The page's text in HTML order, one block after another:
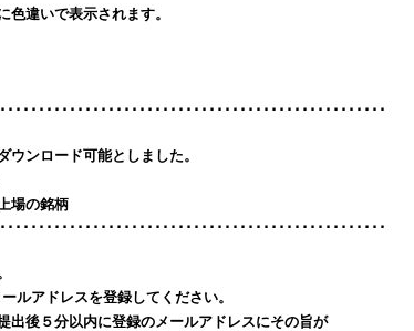
色違いで表示されます。
････････････････････････････････････････････････
ウンロード可能としました。
場の銘柄
････････････････････････････････････････････････
ルアドレスを登録してください。
出後５分以内に登録のメールアドレスにその旨が